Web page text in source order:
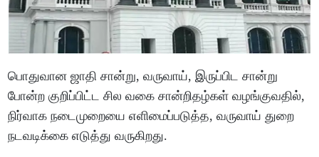
பொதுவான ஜாதி சான்று, வருவாய், இருப்பிட சான்று
போன்ற குறிப்பிட்ட சில வகை சான்றிதழ்கள் வழங்குவதில்,
நிர்வாக நடைமுறையை எளிமைப்படுத்த, வருவாய் துறை
நடவடிக்கை எடுத்து வருகிறது.